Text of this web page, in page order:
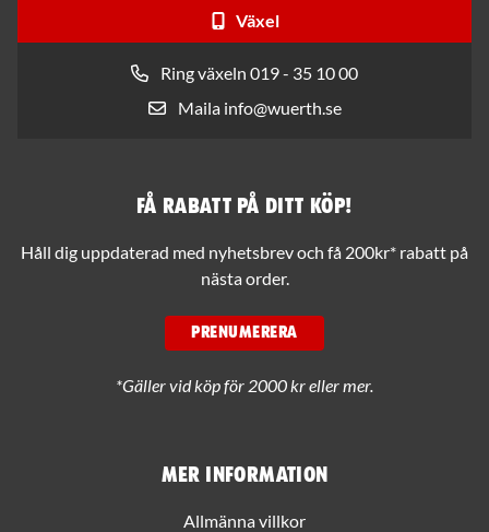
Växel
Ring växeln 019 - 35 10 00
Maila info@wuerth.se
Mer information
Allmänna villkor
Få rabatt på ditt köp!
Håll dig uppdaterad med nyhetsbrev och få 200kr* rabatt på
nästa order.
PRENUMERERA
*Gäller vid köp för 2000 kr eller mer.